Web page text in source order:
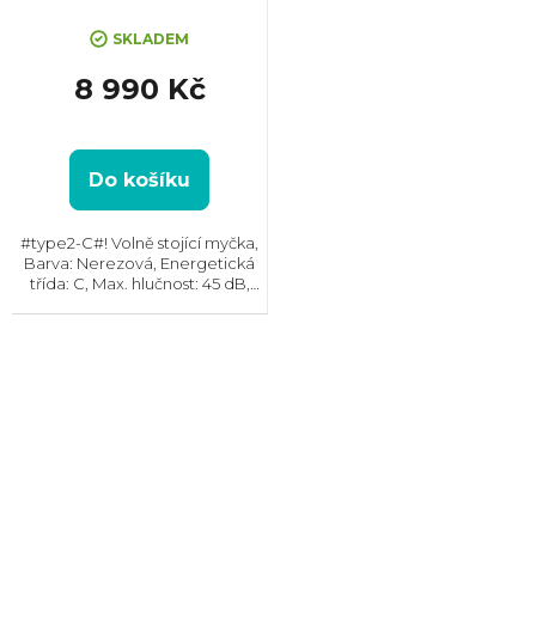
SKLADEM
8 990 Kč
Do košíku
#type2-C#! Volně stojící myčka,
Barva: Nerezová, Energetická
třída: C, Max. hlučnost: 45 dB,